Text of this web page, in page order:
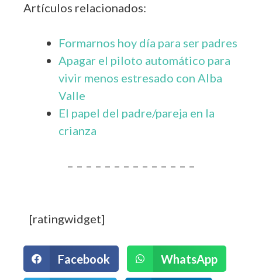
Artículos relacionados:
Formarnos hoy día para ser padres
Apagar el piloto automático para
vivir menos estresado con Alba
Valle
El papel del padre/pareja en la
crianza
– – – – – – – – – – – – – –
[ratingwidget]
Facebook WhatsApp